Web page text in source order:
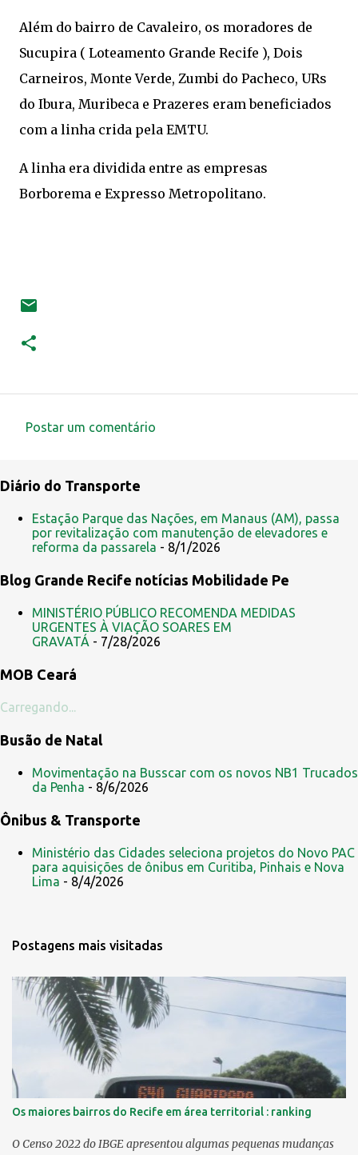
Além do bairro de Cavaleiro, os moradores de
Sucupira ( Loteamento Grande Recife ), Dois
Carneiros, Monte Verde, Zumbi do Pacheco, URs
do Ibura, Muribeca e Prazeres eram beneficiados
com a linha crida pela EMTU.
A linha era dividida entre as empresas
Borborema e Expresso Metropolitano.
m
e
n
á
o
s
Postar um comentário
Diário do Transporte
Estação Parque das Nações, em Manaus (AM), passa
por revitalização com manutenção de elevadores e
reforma da passarela - 8/1/2026
Blog Grande Recife notícias Mobilidade Pe
MINISTÉRIO PÚBLICO RECOMENDA MEDIDAS
URGENTES À VIAÇÃO SOARES EM
GRAVATÁ - 7/28/2026
MOB Ceará
Carregando...
Busão de Natal
Movimentação na Busscar com os novos NB1 Trucados
da Penha - 8/6/2026
Ônibus & Transporte
Ministério das Cidades seleciona projetos do Novo PAC
para aquisições de ônibus em Curitiba, Pinhais e Nova
Lima - 8/4/2026
Postagens mais visitadas
Os maiores bairros do Recife em área territorial : ranking
O Censo 2022 do IBGE apresentou algumas pequenas mudanças